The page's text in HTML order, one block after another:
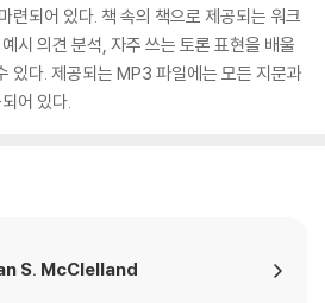
련되어 있다. 책 속의 책으로 제공되는 워크
시 의견 분석, 자주 쓰는 토론 표현을 배울
있다. 제공되는 MP3 파일에는 모든 지문과
어 있다.
S. McClelland